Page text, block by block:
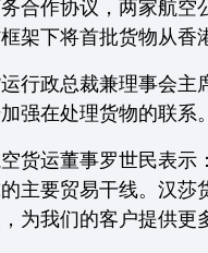
合作协议，两家航空
架下将首批货物从香
行政总裁兼理事会主
强在处理货物的联系
货运董事罗世民表
主要贸易干线。汉莎
为我们的客户提供更